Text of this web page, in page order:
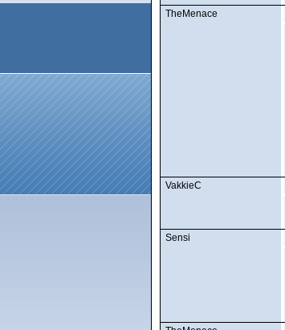
TheMenace
VakkieC
Sensi